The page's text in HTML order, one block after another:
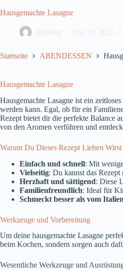
Hausgemachte Lasagne
charlotte Mai 10, 2025
Startseite ABENDESSEN
Hausgemachte Lasagne
Hausgemachte Lasagne ist ein
werden kann. Egal, ob für ein
Rezept bietet dir die perfekte Balance
von den Aromen verführen und
Warum Du Dieses Rezept Lieben Wirst
Einfach und schnell: Mit
Vielseitig: Du kannst das Rezept
Herzhaft und sättigend: Diese
Familienfreundlich: Ideal für
Schmeckt besser als vom
Werkzeuge und Vorbereitung
Um deine hausgemachte Lasagne
beim Kochen, sondern sorgen auch
Wesentliche Werkzeuge und